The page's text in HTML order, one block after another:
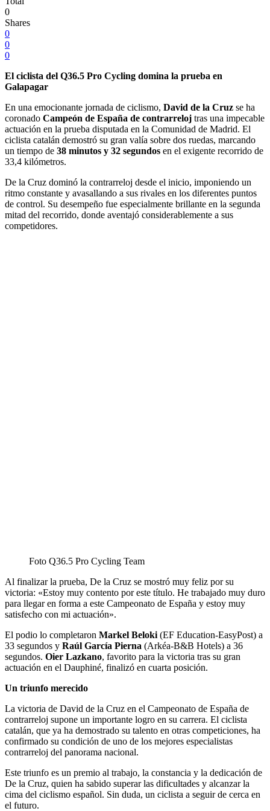
0
Shares
0
0
0
El ciclista del Q36.5 Pro Cycling domina la prueba en
Galapagar
En una emocionante jornada de ciclismo, David de la Cruz se ha
coronado Campeón de España de contrarreloj tras una impecable
actuación en la prueba disputada en la Comunidad de Madrid. El
ciclista catalán demostró su gran valía sobre dos ruedas, marcando
un tiempo de 38 minutos y 32 segundos en el exigente recorrido de
33,4 kilómetros.
De la Cruz dominó la contrarreloj desde el inicio, imponiendo un
ritmo constante y avasallando a sus rivales en los diferentes puntos
de control. Su desempeño fue especialmente brillante en la segunda
mitad del recorrido, donde aventajó considerablemente a sus
competidores.
Foto Q36.5 Pro Cycling Team
Al finalizar la prueba, De la Cruz se mostró muy feliz por su
victoria: «Estoy muy contento por este título. He trabajado muy duro
para llegar en forma a este Campeonato de España y estoy muy
satisfecho con mi actuación».
El podio lo completaron Markel Beloki (EF Education-EasyPost) a
33 segundos y Raúl García Pierna (Arkéa-B&B Hotels) a 36
segundos. Oier Lazkano, favorito para la victoria tras su gran
actuación en el Dauphiné, finalizó en cuarta posición.
Un triunfo merecido
La victoria de David de la Cruz en el Campeonato de España de
contrarreloj supone un importante logro en su carrera. El ciclista
catalán, que ya ha demostrado su talento en otras competiciones, ha
confirmado su condición de uno de los mejores especialistas
contrarreloj del panorama nacional.
Este triunfo es un premio al trabajo, la constancia y la dedicación de
De la Cruz, quien ha sabido superar las dificultades y alcanzar la
cima del ciclismo español. Sin duda, un ciclista a seguir de cerca en
el futuro.